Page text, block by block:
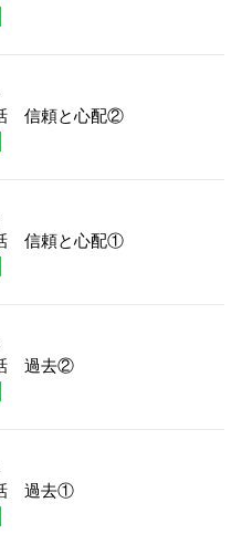
信頼と心配②
信頼と心配①
過去②
過去①